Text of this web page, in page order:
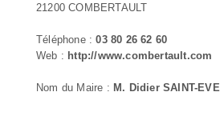
21200 COMBERTAULT
Téléphone :03 80 26 62 60
Web : http://www.combertault.com
Nom du Maire : M. Didier SAINT-EVE